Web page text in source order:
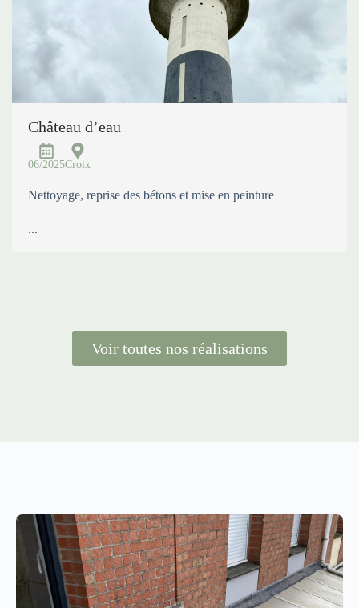
Château d’eau
06/2025Croix
Nettoyage, reprise des bétons et mise en peinture
...
Voir toutes nos réalisations